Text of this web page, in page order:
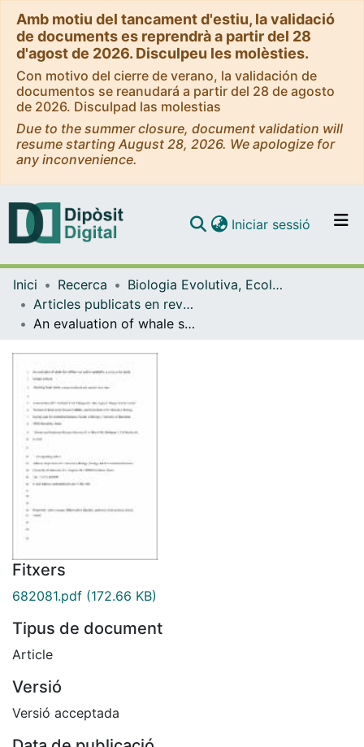
Amb motiu del tancament d'estiu, la validació
de documents es reprendrà a partir del 28
d'agost de 2026. Disculpeu les molèsties.
Con motivo del cierre de verano, la validación de
documentos se reanudará a partir del 28 de agosto
de 2026. Disculpad las molestias
Due to the summer closure, document validation will
resume starting August 28, 2026. We apologize for
any inconvenience.
Navega per tot el DD
Iniciar sessió (current)
Inici Recerca
Biologia Evolutiva, Ecologia i Ciències Ambientals
Articles publicats en revistes (Biologia Evolutiva, Ecologia i Ciències Ambientals)
An evaluation of whale skin differences and its suitability as a tissue for stable isotope analysis
Fitxers
682081.pdf (172.66 KB)
Tipus de document
Article
Versió
Versió acceptada